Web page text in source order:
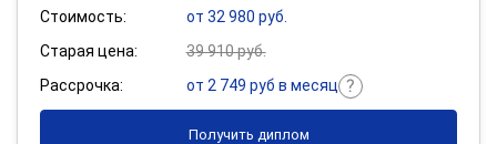
Стоимость:
от 32 980 руб.
Старая цена:
39 910 руб.
Рассрочка:
от 2 749 руб в месяц
Получить диплом